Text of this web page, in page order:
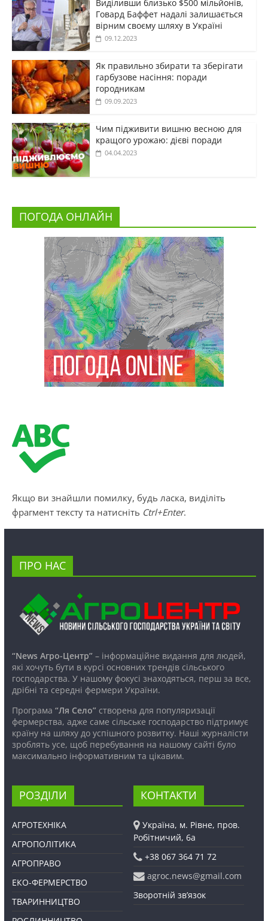
Виділивши близько $500 мільйонів,
Говард Баффет надалі залишається
вірним своєму шляху в Україні
09.12.2023
Як правильно збирати та зберігати
гарбузове насіння: поради
городникам
09.09.2023
Чим підживити вишню весною для
кращого урожаю: дієві поради
04.04.2023
ПОГОДА ОНЛАЙН
Якщо ви знайшли помилку, будь ласка, виділіть
фрагмент тексту та натисніть Ctrl+Enter.
ПРО НАС
“News Агро-Центр”– інформаційне видання для людей,
які хочуть бути в курсі основних трендів сільського
господарства. У нашому фокусі знаходяться, перш за все,
дрібні та середні фермери України.
Програма “Ля Село”створена для популяризації
фермерства, адже саме сільське господарство підтримує
країну на шляху до успішного розвитку. Наші журналісти
зроблять усе, щоб перебування на нашому сайті було
максимально інформативним та цікавим.
РОЗДІЛИ
АГРОТЕХНІКА
АГРОПОЛІТИКА
АГРОПРАВО
ЕКО-ФЕРМЕРСТВО
ТВАРИННИЦТВО
КОНТАКТИ
Україна, м. Рівне, пров.
Робітничий, 6а
+38 067 364 71 72
agroc.news@gmail.com
Зворотній зв’язок